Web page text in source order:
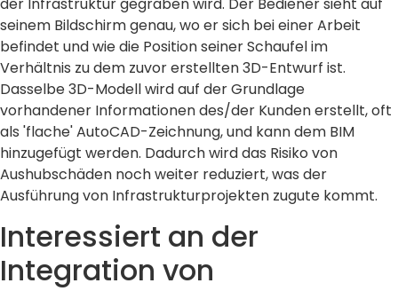
der Infrastruktur gegraben wird. Der Bediener sieht auf
seinem Bildschirm genau, wo er sich bei einer Arbeit
befindet und wie die Position seiner Schaufel im
Verhältnis zu dem zuvor erstellten 3D-Entwurf ist.
Dasselbe 3D-Modell wird auf der Grundlage
vorhandener Informationen des/der Kunden erstellt, oft
als 'flache' AutoCAD-Zeichnung, und kann dem BIM
hinzugefügt werden. Dadurch wird das Risiko von
Aushubschäden noch weiter reduziert, was der
Ausführung von Infrastrukturprojekten zugute kommt.
Interessiert an der
Integration von